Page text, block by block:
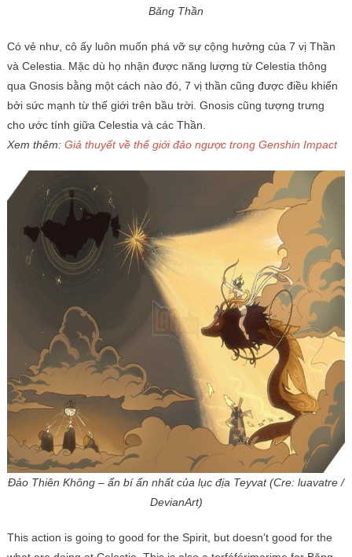
Băng Thần
Có vẻ như, cô ấy luôn muốn phá vỡ sự cộng hưởng của 7 vị Thần
và Celestia. Mặc dù họ nhận được năng lượng từ Celestia thông
qua Gnosis bằng một cách nào đó, 7 vị thần cũng được điều khiển
bởi sức mạnh từ thế giới trên bầu trời. Gnosis cũng tượng trưng
cho ước tính giữa Celestia và các Thần.
Xem thêm: Giả thuyết về thế giới đảo ngược trong Genshin Impact
Đảo Thiên Không – ẩn bí ẩn nhất của lục địa Teyvat (Cre: luavatre /
DevianArt)
This action is going to good for the Spirit, but doesn’t good for the